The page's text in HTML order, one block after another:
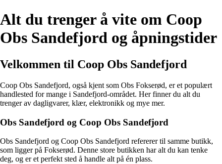
Alt du trenger å vite om Coop
Obs Sandefjord og åpningstider
Velkommen til Coop Obs Sandefjord
Coop Obs Sandefjord, også kjent som Obs Fokserød, er et populært
handlested for mange i Sandefjord-området. Her finner du alt du
trenger av dagligvarer, klær, elektronikk og mye mer.
Obs Sandefjord og Coop Obs Sandefjord
Obs Sandefjord og Coop Obs Sandefjord refererer til samme butikk,
som ligger på Fokserød. Denne store butikken har alt du kan tenke
deg, og er et perfekt sted å handle alt på én plass.